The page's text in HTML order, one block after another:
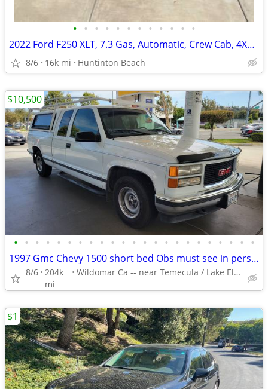
• • • • • • • • • • • •
2022 Ford F250 XLT, 7.3 Gas, Automatic, Crew Cab, 4X4, 6.5 ft. bed
8/6 16k mi Huntinton Beach
• • • • • • • • • • • • • • • • • • • • • • •
1997 Gmc Chevy 1500 short bed Obs must see in person
8/6 204k
mi
Wildomar Ca -- near Temecula / Lake Elsinore area
$10,500
$1